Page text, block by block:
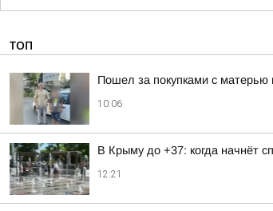
ТОП
Пошел за покупками с матерью
10:06
В Крыму до +37: когда начнёт
12:21